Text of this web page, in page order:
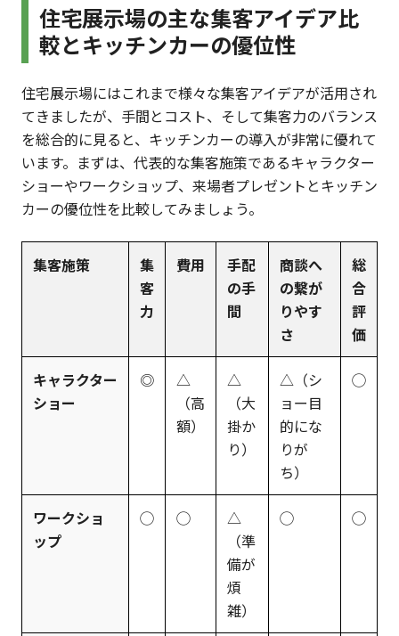
住宅展示場の主な集客アイデア比
較とキッチンカーの優位性
住宅展示場にはこれまで様々な集客アイデアが活用され
てきましたが、手間とコスト、そして集客力のバランス
を総合的に見ると、キッチンカーの導入が非常に優れて
います。まずは、代表的な集客施策であるキャラクター
ショーやワークショップ、来場者プレゼントとキッチン
カーの優位性を比較してみましょう。
集客施策
集
客
力
費用
手配
の手
間
商談へ
の繋が
りやす
さ
総
合
評
価
キャラクター
ショー
◎
△
（高
額）
△
（大
掛か
り）
△（シ
ョー目
的にな
りが
ち）
◯
ワークショ
ップ
◯ ◯
△
（準
備が
煩
雑）
◯ ◯